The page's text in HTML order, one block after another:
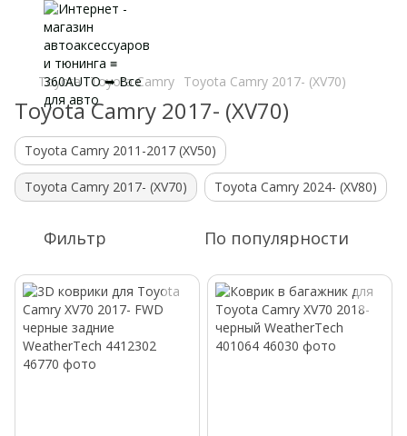
Toyota Toyota Camry Toyota Camry 2017- (XV70)
Toyota Camry 2017- (XV70)
Toyota Camry 2011-2017 (XV50)
Toyota Camry 2017- (XV70) Toyota Camry 2024- (XV80)
Фильтр По популярности